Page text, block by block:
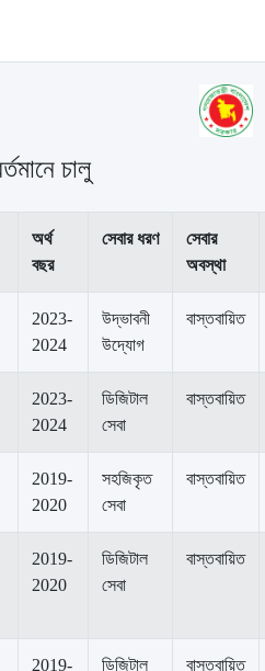
চালু
অর্থ
বছর
সেবার ধরণ
সেবার
অবস্থা
2023-
2024
উদ্ভাবনী
উদ্যোগ
বাস্তবায়িত
2023-
2024
ডিজিটাল
সেবা
বাস্তবায়িত
2019-
2020
সহজিকৃত
সেবা
বাস্তবায়িত
2019-
2020
ডিজিটাল
সেবা
বাস্তবায়িত
2019-
ডিজিটাল
বাস্তবায়িত